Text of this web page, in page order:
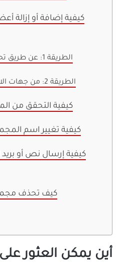
كيفية إضافة أو إزالة
الطريقة 1: عن طريق تحرير المجموعة
الطريقة 2: من جهات الاتصال الفردية
كيفية التحقق من
كيفية تغيير اسم
كيفية إرسال نص أو بريد
كيف تحذف
أين يمكن العثور